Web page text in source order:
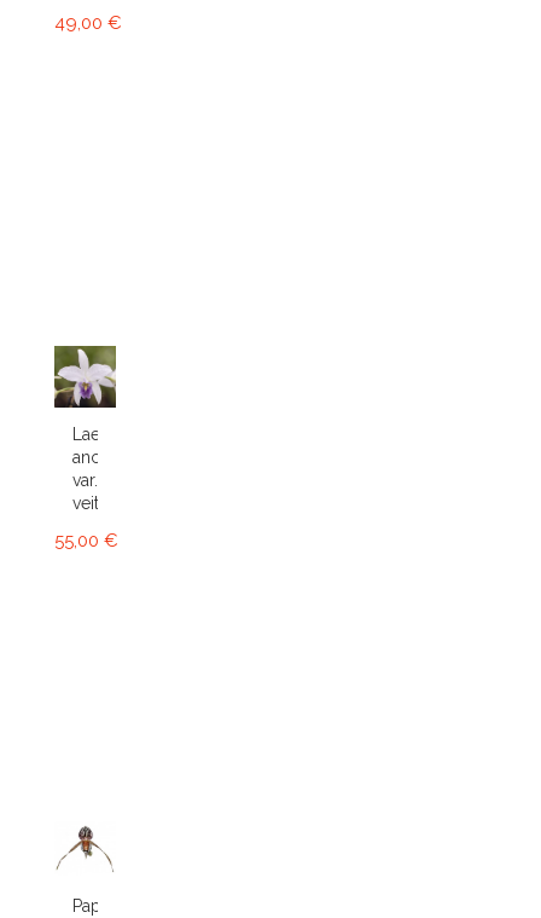
49,00 €
Laelia
anceps
var.
veitchiana
55,00 €
Paphiopedilum